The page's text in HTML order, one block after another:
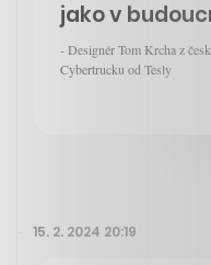
jako v
- Designér Tom Krcha z
Cybertrucku od Tesly
15. 2. 2024 20:19